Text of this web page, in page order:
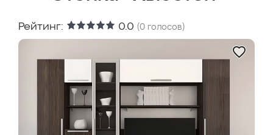
Рейтинг: 0.0 (0 голосов)